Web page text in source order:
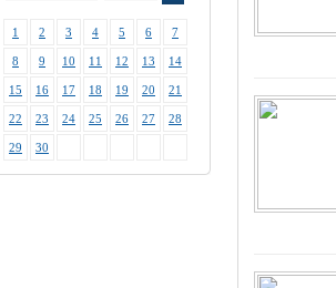
1 2 3 4 5 6 7
8 9 10 11 12 13 14
15 16 17 18 19 20 21
22 23 24 25 26 27 28
29 30